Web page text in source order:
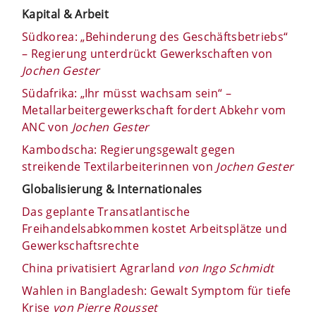
Kapital & Arbeit
Südkorea: „Behinderung des Geschäftsbetriebs“
– Regierung unterdrückt Gewerkschaften von
Jochen Gester
Südafrika: „Ihr müsst wachsam sein“ –
Metallarbeitergewerkschaft fordert Abkehr vom
ANC von Jochen Gester
Kambodscha: Regierungsgewalt gegen
streikende Textilarbeiterinnen von Jochen Gester
Globalisierung & Internationales
Das geplante Transatlantische
Freihandelsabkommen kostet Arbeitsplätze und
Gewerkschaftsrechte
China privatisiert Agrarland von Ingo Schmidt
Wahlen in Bangladesh: Gewalt Symptom für tiefe
Krise von Pierre Rousset